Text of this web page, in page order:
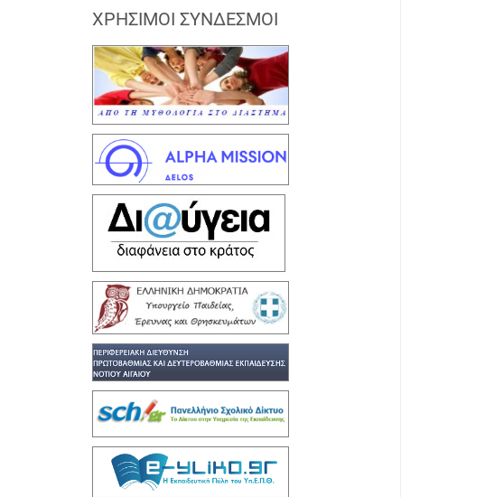
ΧΡΉΣΙΜΟΙ ΣΎΝΔΕΣΜΟΙ